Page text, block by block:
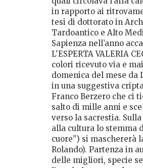
in rapporto ai
tesi di dottorato in
Tardoantico e Alto
Sapienza nell’anno
L'ESPERTA VALERIA
colori ricevuto via e
domenica del mese da
in una suggestiva
Franco Berzero che ci
salto di mille anni e
verso la sacrestia.
alla cultura lo stemma
cuore”) si maschererà
Rolando). Partenza in
delle migliori, specie